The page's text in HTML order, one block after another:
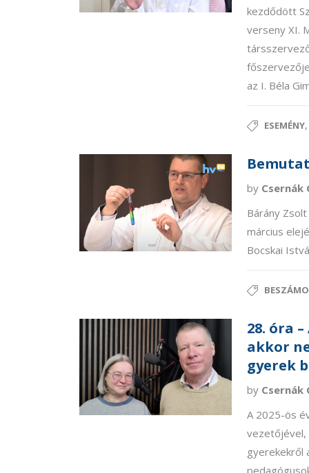
kezdődött
verseny XI.
az I. Béla
ESEMÉNY
by Csernák
Bárány
március
Bocskai
28. óra
akkor
gyerek
by Csernák
A 2025-ös
vezetőjével,
gyerekekről